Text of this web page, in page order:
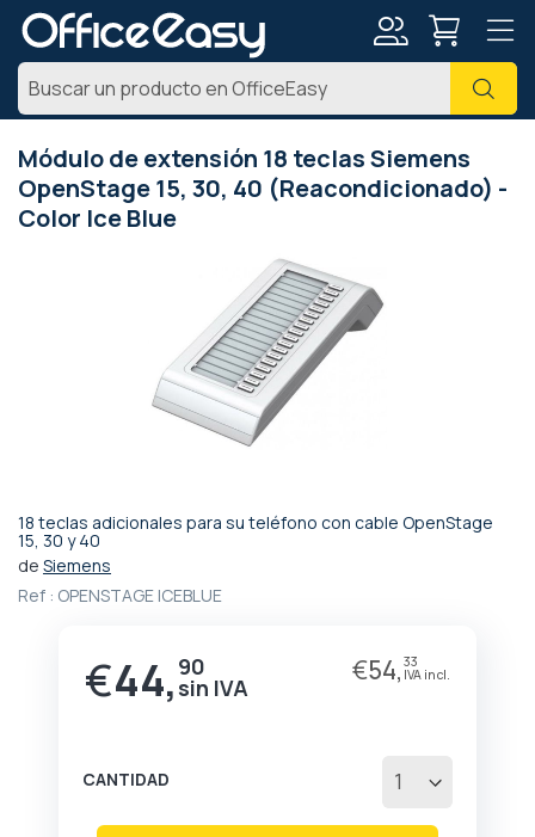
Módulo de extensión 18 teclas Siemens
OpenStage 15, 30, 40 (Reacondicionado) -
Color Ice Blue
18 teclas adicionales para su teléfono con cable OpenStage
15, 30 y 40
de Siemens
Ref : OPENSTAGE ICEBLUE
€44, 90 €54, 33
CANTIDAD
Saltar
al
de